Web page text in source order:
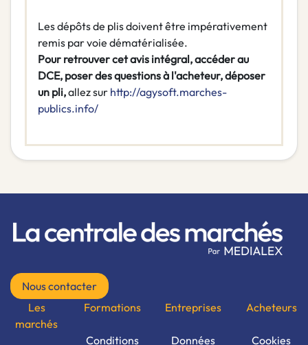
Les dépôts de plis doivent être impérativement
remis par voie dématérialisée.
Pour retrouver cet avis intégral, accéder au
DCE, poser des questions à l'acheteur, déposer
un pli,allez sur http://agysoft.marches-
publics.info/
Nous contacter
Les
marchés
Formations
Conditions
Entreprises
Données
Acheteurs
Cookies